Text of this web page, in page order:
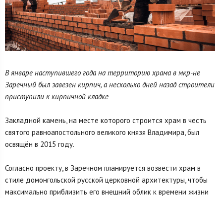
В январе наступившего года на территорию храма в мкр-не
Заречный был завезен кирпич, а несколько дней назад строители
приступили к кирпичной кладке
Закладной камень, на месте которого строится храм в честь
святого равноапостольного великого князя Владимира, был
освящён в 2015 году.
Согласно проекту, в Заречном планируется возвести храм в
стиле домонгольской русской церковной архитектуры, чтобы
максимально приблизить его внешний облик к времени жизни